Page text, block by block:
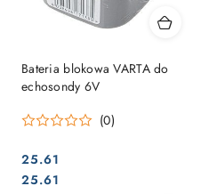
Bateria blokowa VARTA do
echosondy 6V
(0)
Cena:
25.61
Cena:
25.61